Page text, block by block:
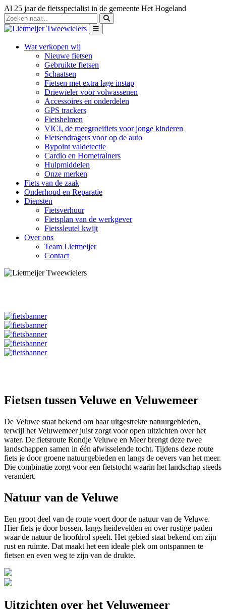
Al 25 jaar de fietsspecialist in de gemeente Het Hogeland
Wat verkopen wij
Nieuwe fietsen
Gebruikte fietsen
Schaatsen
Fietsen met extra lage instap
Driewieler voor volwassenen
Accessoires en onderdelen
GPS trackers
Fietshelmen
VICI, de meegroeifiets voor jonge kinderen
Fietsendragers voor op de auto
Bypoint valdetectie
Cardio en Hometrainers
Hulpmiddelen
Onze merken
Fiets van de zaak
Onderhoud en Reparatie
Diensten
Fietsverhuur
Fietsplan van de werkgever
Fietssleutel kwijt
Over ons
Team Lietmeijer
Contact
Fietsen tussen Veluwe en Veluwemeer
De Veluwe staat bekend om haar uitgestrekte natuurgebieden,
terwijl het Veluwemeer juist zorgt voor open uitzichten over het
water. De fietsroute Rondje Veluwe en Meer brengt deze twee
landschappen samen in één afwisselende tocht. Tijdens deze route
fiets je door groene natuurgebieden en langs de oevers van het meer.
Die combinatie zorgt voor een fietstocht waarin het landschap steeds
verandert.
Natuur van de Veluwe
Een groot deel van de route voert door de natuur van de Veluwe.
Hier fiets je door bossen, langs heidevelden en over rustige paden
waar de natuur de hoofdrol speelt. Het gebied staat bekend om zijn
rust en ruimte. Dat maakt het een ideale plek om ontspannen te
fietsen en even weg te zijn van de drukte.
Uitzichten over het Veluwemeer